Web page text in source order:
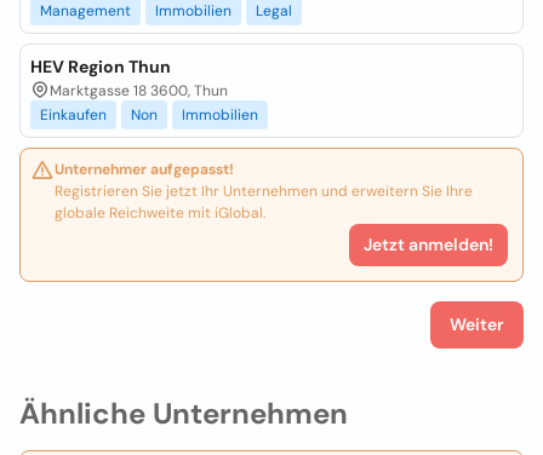
Ähnliche Unternehmen
Management
Immobilien Legal
HEV Region Thun
Marktgasse 18 3600, Thun
Einkaufen
Non Immobilien
Unternehmer aufgepasst!
Registrieren Sie jetzt Ihr Unternehmen und erweitern Sie Ihre
globale Reichweite mit iGlobal.
Jetzt anmelden!
Weiter